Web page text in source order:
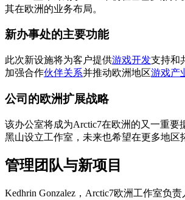
其在欧洲的业务布局。
新办事处的主要功能
此次新设施将为客户提供游戏开发支持和
加强合作伙伴关系并推动欧洲地区游戏产
公司的欧洲扩展战略
该办公室将成为Arctic7在欧洲的又一重要
黑山设立工作室，未来也希望在更多地区
管理团队与新项目
Kedhrin Gonzalez，Arctic7欧洲工作室负